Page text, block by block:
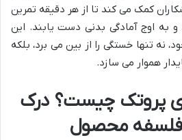
کمک می کند تا از هر دقیقه تمرین
و به اوج آمادگی بدنی دست یابند. این
نه تنها خستگی را از بین می برد، بلکه
هموار می سازد.
پروتک چیست؟ درک